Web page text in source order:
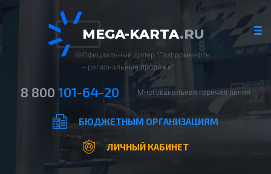
MEGA-KARTA.RU
Официальный дилер “Газпромнефть
– региональные продажи”
8 800 101-64-20 Многоканальная горячая линия
БЮДЖЕТНЫМ ОРГАНИЗАЦИЯМ
ЛИЧНЫЙ КАБИНЕТ